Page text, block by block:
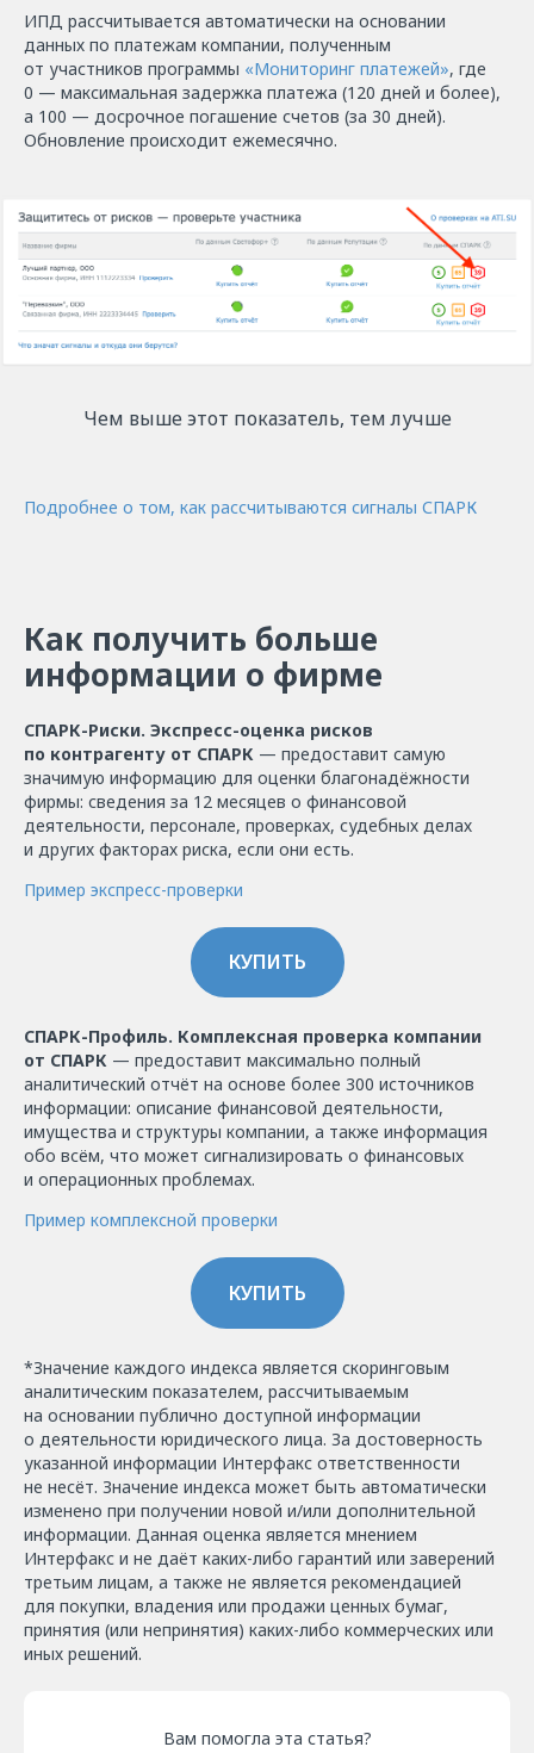
ИПД рассчитывается автоматически на основании
данных по платежам компании, полученным
от участников программы «Мониторинг платежей», где
0 — максимальная задержка платежа (120 дней и более),
а 100 — досрочное погашение счетов (за 30 дней).
Обновление происходит ежемесячно.
Чем выше этот показатель, тем лучше
Подробнее о том, как рассчитываются сигналы СПАРК
Как получить больше
информации о фирме
СПАРК-Риски. Экспресс-оценка рисков
по контрагенту от СПАРК — предоставит самую
значимую информацию для оценки благонадёжности
фирмы: сведения за 12 месяцев о финансовой
деятельности, персонале, проверках, судебных делах
и других факторах риска, если они есть.
Пример экспресс-проверки
КУПИТЬ
СПАРК-Профиль. Комплексная проверка компании
от СПАРК — предоставит максимально полный
аналитический отчёт на основе более 300 источников
информации: описание финансовой деятельности,
имущества и структуры компании, а также информация
обо всём, что может сигнализировать о финансовых
и операционных проблемах.
Пример комплексной проверки
КУПИТЬ
*Значение каждого индекса является скоринговым
аналитическим показателем, рассчитываемым
на основании публично доступной информации
о деятельности юридического лица. За достоверность
указанной информации Интерфакс ответственности
не несёт. Значение индекса может быть автоматически
изменено при получении новой и/или дополнительной
информации. Данная оценка является мнением
Интерфакс и не даёт каких-либо гарантий или заверений
третьим лицам, а также не является рекомендацией
для покупки, владения или продажи ценных бумаг,
принятия (или непринятия) каких-либо коммерческих или
иных решений.
Вам помогла эта статья?